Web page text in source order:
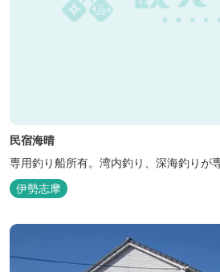
民宿海晴
専用釣り船所有。湾内釣り、深海釣りが
伊勢志摩